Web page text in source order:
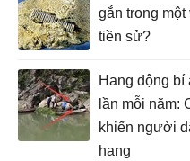
gắn trong
tiền sử?
Hang động bí
lần mỗi năm:
khiến người
hang